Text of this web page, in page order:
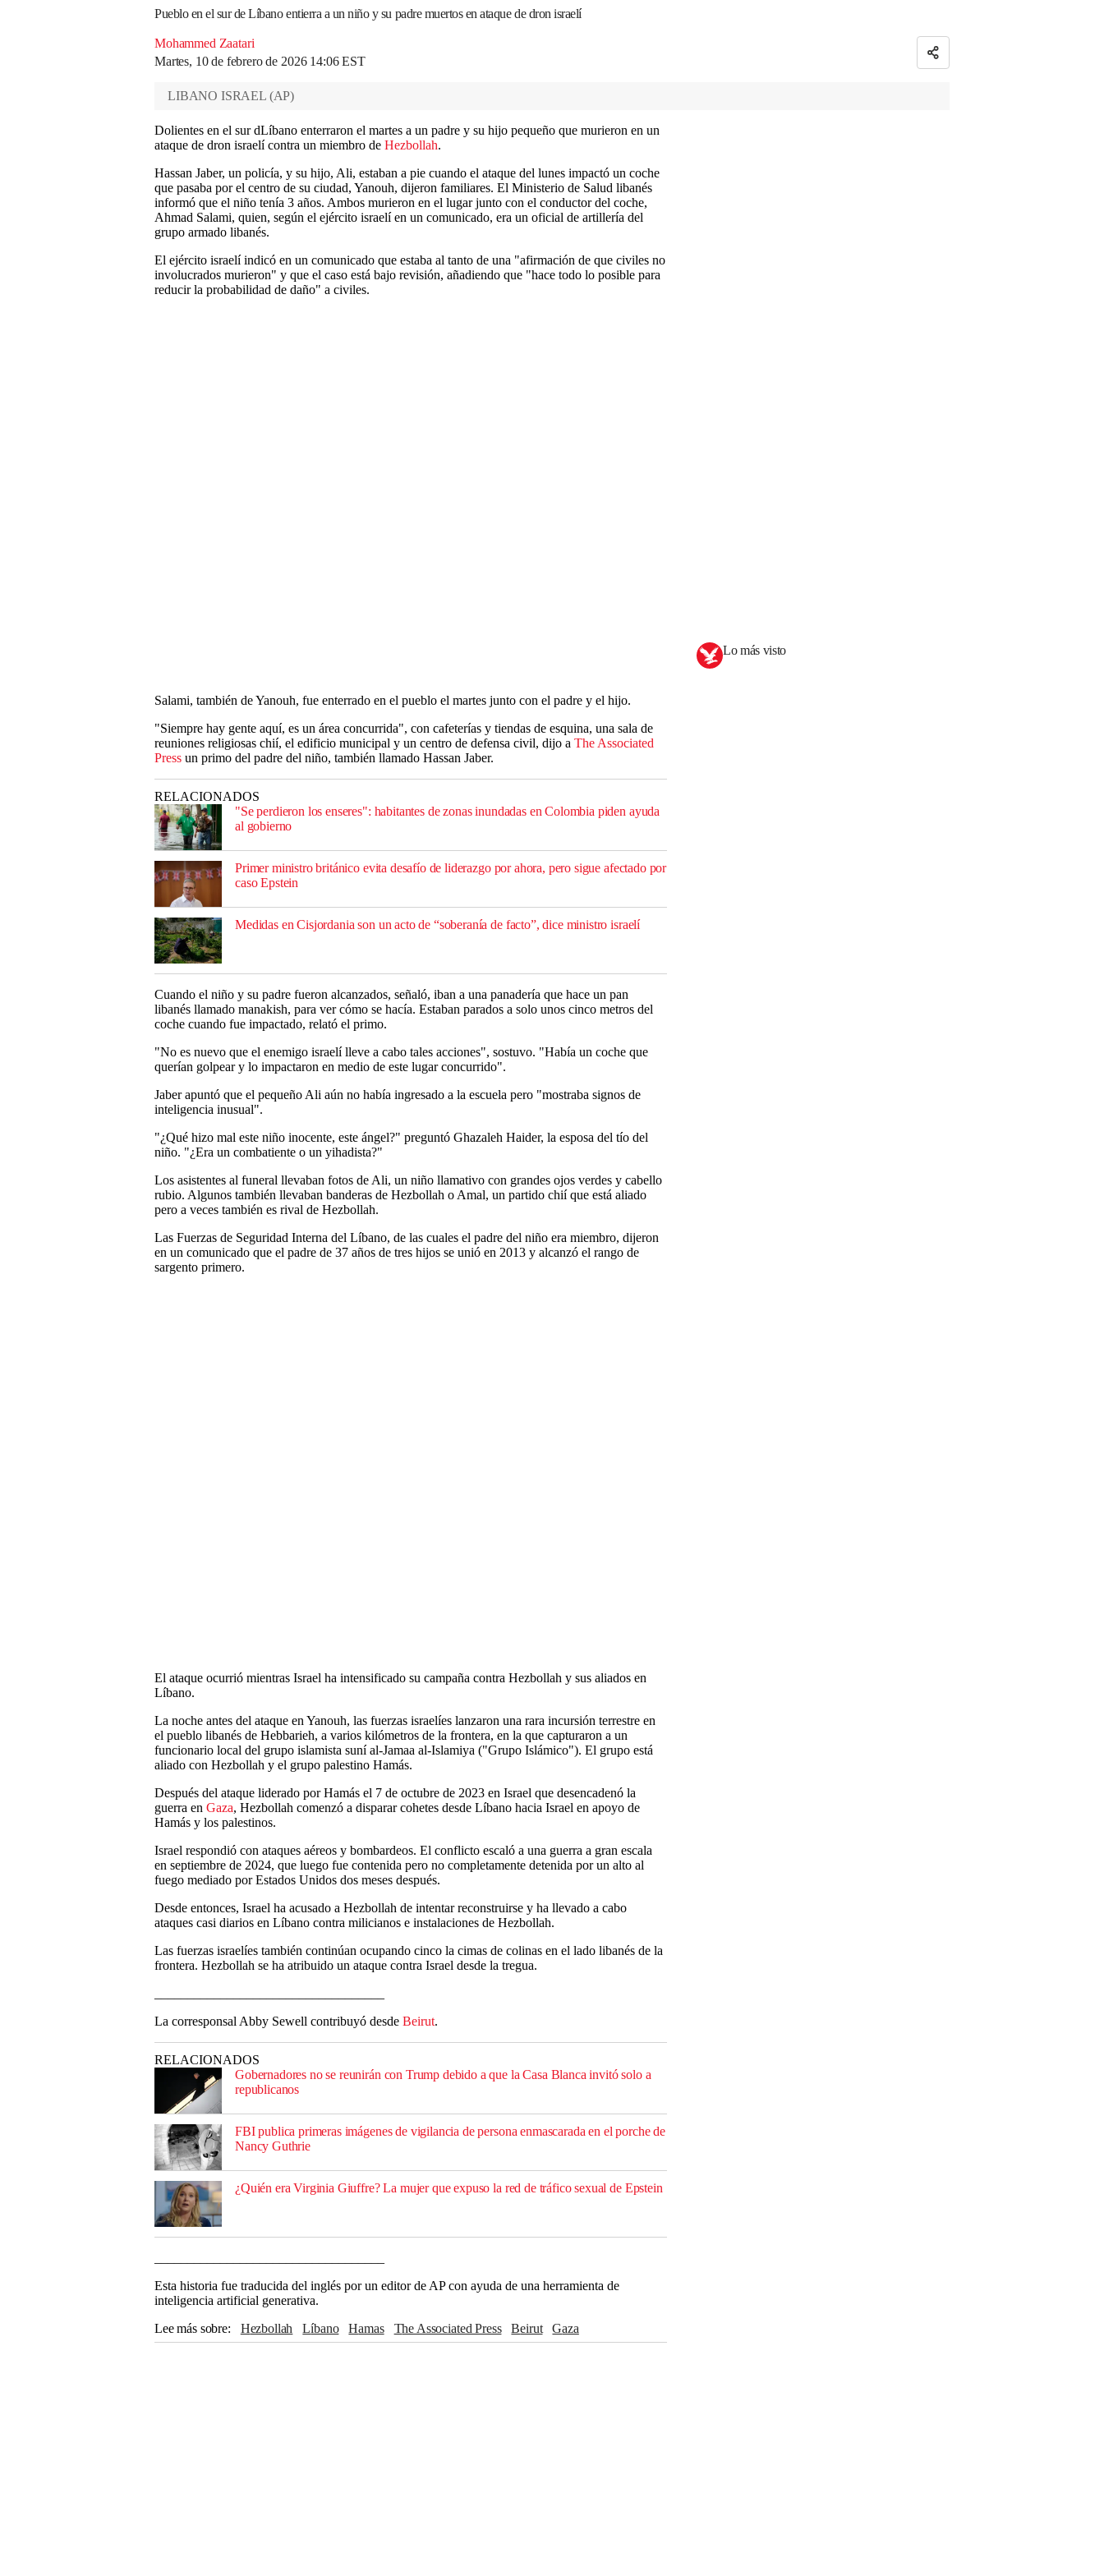
Pueblo en el sur de Líbano entierra a un niño y su padre muertos en ataque de dron israelí
Mohammed Zaatari
Martes, 10 de febrero de 2026 14:06 EST
LIBANO ISRAEL (AP)
Dolientes en el sur dLíbano enterraron el martes a un padre y su hijo pequeño que murieron en un
ataque de dron israelí contra un miembro de Hezbollah.
Hassan Jaber, un policía, y su hijo, Ali, estaban a pie cuando el ataque del lunes impactó un coche
que pasaba por el centro de su ciudad, Yanouh, dijeron familiares. El Ministerio de Salud libanés
informó que el niño tenía 3 años. Ambos murieron en el lugar junto con el conductor del coche,
Ahmad Salami, quien, según el ejército israelí en un comunicado, era un oficial de artillería del
grupo armado libanés.
El ejército israelí indicó en un comunicado que estaba al tanto de una "afirmación de que civiles no
involucrados murieron" y que el caso está bajo revisión, añadiendo que "hace todo lo posible para
reducir la probabilidad de daño" a civiles.
Salami, también de Yanouh, fue enterrado en el pueblo el martes junto con el padre y el hijo.
"Siempre hay gente aquí, es un área concurrida", con cafeterías y tiendas de esquina, una sala de
reuniones religiosas chií, el edificio municipal y un centro de defensa civil, dijo a The Associated
Press un primo del padre del niño, también llamado Hassan Jaber.
RELACIONADOS
"Se perdieron los enseres": habitantes de zonas inundadas en Colombia piden ayuda
al gobierno
Primer ministro británico evita desafío de liderazgo por ahora, pero sigue afectado por
caso Epstein
Medidas en Cisjordania son un acto de “soberanía de facto”, dice ministro israelí
Cuando el niño y su padre fueron alcanzados, señaló, iban a una panadería que hace un pan
libanés llamado manakish, para ver cómo se hacía. Estaban parados a solo unos cinco metros del
coche cuando fue impactado, relató el primo.
"No es nuevo que el enemigo israelí lleve a cabo tales acciones", sostuvo. "Había un coche que
querían golpear y lo impactaron en medio de este lugar concurrido".
Jaber apuntó que el pequeño Ali aún no había ingresado a la escuela pero "mostraba signos de
inteligencia inusual".
"¿Qué hizo mal este niño inocente, este ángel?" preguntó Ghazaleh Haider, la esposa del tío del
niño. "¿Era un combatiente o un yihadista?"
Los asistentes al funeral llevaban fotos de Ali, un niño llamativo con grandes ojos verdes y cabello
rubio. Algunos también llevaban banderas de Hezbollah o Amal, un partido chií que está aliado
pero a veces también es rival de Hezbollah.
Las Fuerzas de Seguridad Interna del Líbano, de las cuales el padre del niño era miembro, dijeron
en un comunicado que el padre de 37 años de tres hijos se unió en 2013 y alcanzó el rango de
sargento primero.
El ataque ocurrió mientras Israel ha intensificado su campaña contra Hezbollah y sus aliados en
Líbano.
La noche antes del ataque en Yanouh, las fuerzas israelíes lanzaron una rara incursión terrestre en
el pueblo libanés de Hebbarieh, a varios kilómetros de la frontera, en la que capturaron a un
funcionario local del grupo islamista suní al-Jamaa al-Islamiya ("Grupo Islámico"). El grupo está
aliado con Hezbollah y el grupo palestino Hamás.
Después del ataque liderado por Hamás el 7 de octubre de 2023 en Israel que desencadenó la
guerra en Gaza, Hezbollah comenzó a disparar cohetes desde Líbano hacia Israel en apoyo de
Hamás y los palestinos.
Israel respondió con ataques aéreos y bombardeos. El conflicto escaló a una guerra a gran escala
en septiembre de 2024, que luego fue contenida pero no completamente detenida por un alto al
fuego mediado por Estados Unidos dos meses después.
Desde entonces, Israel ha acusado a Hezbollah de intentar reconstruirse y ha llevado a cabo
ataques casi diarios en Líbano contra milicianos e instalaciones de Hezbollah.
Las fuerzas israelíes también continúan ocupando cinco la cimas de colinas en el lado libanés de la
frontera. Hezbollah se ha atribuido un ataque contra Israel desde la tregua.
La corresponsal Abby Sewell contribuyó desde Beirut.
RELACIONADOS
Gobernadores no se reunirán con Trump debido a que la Casa Blanca invitó solo a
republicanos
FBI publica primeras imágenes de vigilancia de persona enmascarada en el porche de
Nancy Guthrie
¿Quién era Virginia Giuffre? La mujer que expuso la red de tráfico sexual de Epstein
Esta historia fue traducida del inglés por un editor de AP con ayuda de una herramienta de
inteligencia artificial generativa.
Lee más sobre
Hezbollah Líbano Hamas The Associated Press Beirut
Gaza
Estados Unidos
Lo más visto